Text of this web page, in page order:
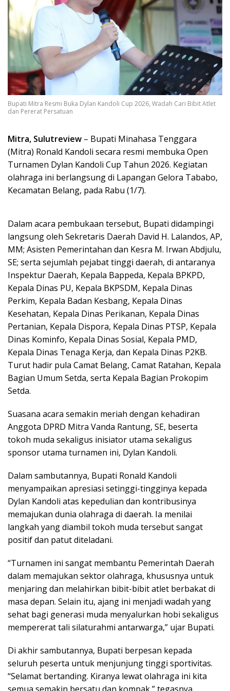
Bupati Mitra Resmi Buka Dylan Kandoli Cup 2026, Wadah Cari Bibit Atlet
dan Pererat Persatuan
Mitra, Sulutreview – Bupati Minahasa Tenggara
(Mitra) Ronald Kandoli secara resmi membuka Open
Turnamen Dylan Kandoli Cup Tahun 2026. Kegiatan
olahraga ini berlangsung di Lapangan Gelora Tababo,
Kecamatan Belang, pada Rabu (1/7).
Dalam acara pembukaan tersebut, Bupati didampingi
langsung oleh Sekretaris Daerah David H. Lalandos, AP,
MM; Asisten Pemerintahan dan Kesra M. Irwan Abdjulu,
SE; serta sejumlah pejabat tinggi daerah, di antaranya
Inspektur Daerah, Kepala Bappeda, Kepala BPKPD,
Kepala Dinas PU, Kepala BKPSDM, Kepala Dinas
Perkim, Kepala Badan Kesbang, Kepala Dinas
Kesehatan, Kepala Dinas Perikanan, Kepala Dinas
Pertanian, Kepala Dispora, Kepala Dinas PTSP, Kepala
Dinas Kominfo, Kepala Dinas Sosial, Kepala PMD,
Kepala Dinas Tenaga Kerja, dan Kepala Dinas P2KB.
Turut hadir pula Camat Belang, Camat Ratahan, Kepala
Bagian Umum Setda, serta Kepala Bagian Prokopim
Setda.
Suasana acara semakin meriah dengan kehadiran
Anggota DPRD Mitra Vanda Rantung, SE, beserta
tokoh muda sekaligus inisiator utama sekaligus
sponsor utama turnamen ini, Dylan Kandoli.
Dalam sambutannya, Bupati Ronald Kandoli
menyampaikan apresiasi setinggi-tingginya kepada
Dylan Kandoli atas kepedulian dan kontribusinya
memajukan dunia olahraga di daerah. Ia menilai
langkah yang diambil tokoh muda tersebut sangat
positif dan patut diteladani.
“Turnamen ini sangat membantu Pemerintah Daerah
dalam memajukan sektor olahraga, khususnya untuk
menjaring dan melahirkan bibit-bibit atlet berbakat di
masa depan. Selain itu, ajang ini menjadi wadah yang
sehat bagi generasi muda menyalurkan hobi sekaligus
mempererat tali silaturahmi antarwarga,” ujar Bupati.
Di akhir sambutannya, Bupati berpesan kepada
seluruh peserta untuk menjunjung tinggi sportivitas.
“Selamat bertanding. Kiranya lewat olahraga ini kita